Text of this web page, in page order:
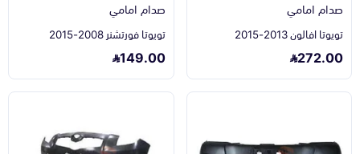
صدام امامي
تويوتا افالون 2013-2015
272.00
صدام امامي
تويوتا فورتشنر 2008-2015
149.00